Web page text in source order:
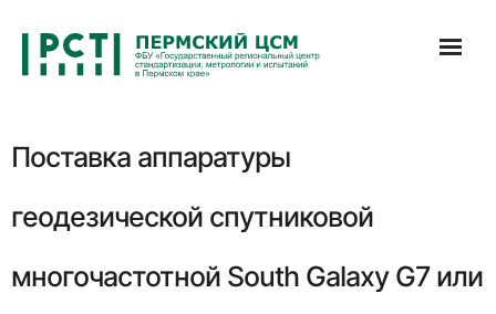
содержимому
Поставка аппаратуры
геодезической спутниковой
многочастотной South Galaxy G7 или